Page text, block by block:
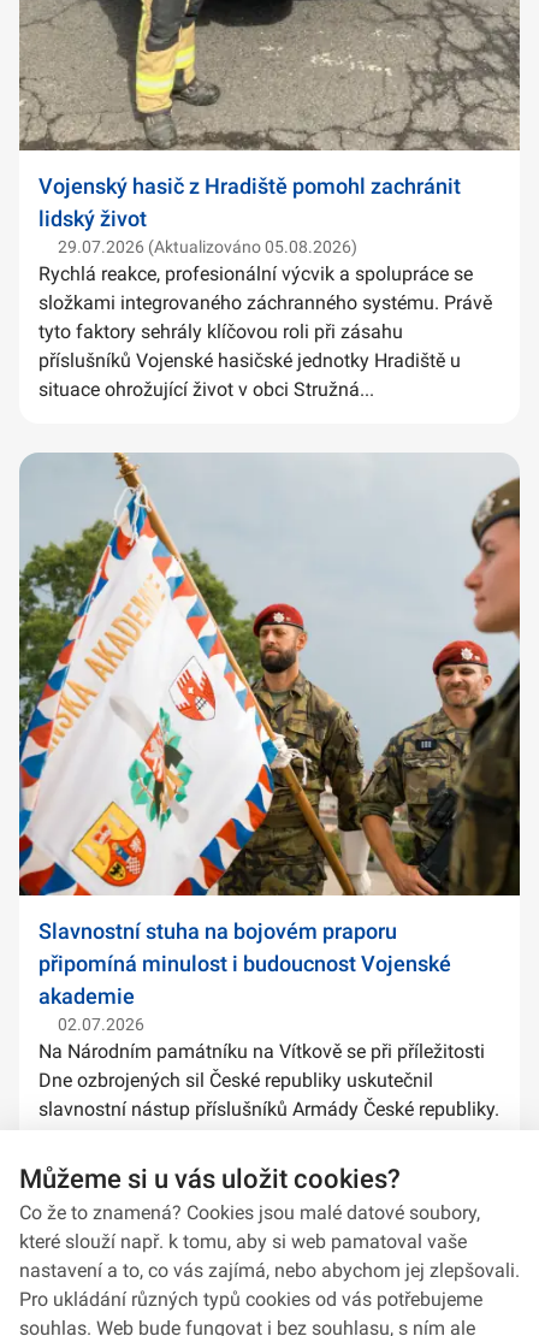
Vojenský hasič z Hradiště pomohl zachránit
lidský život
29.07.2026 (Aktualizováno 05.08.2026)
Rychlá reakce, profesionální výcvik a spolupráce se
složkami integrovaného záchranného systému. Právě
tyto faktory sehrály klíčovou roli při zásahu
příslušníků Vojenské hasičské jednotky Hradiště u
situace ohrožující život v obci Stružná...
Slavnostní stuha na bojovém praporu
připomíná minulost i budoucnost Vojenské
akademie
02.07.2026
Na Národním památníku na Vítkově se při příležitosti
Dne ozbrojených sil České republiky uskutečnil
slavnostní nástup příslušníků Armády České republiky.
stuh na bojové prapory vybranýc...
Můžeme si u vás uložit cookies?
Co že to znamená? Cookies jsou malé datové soubory,
které slouží např. k tomu, aby si web pamatoval vaše
nastavení a to, co vás zajímá, nebo abychom jej zlepšovali.
Pro ukládání různých typů cookies od vás potřebujeme
souhlas. Web bude fungovat i bez souhlasu, s ním ale